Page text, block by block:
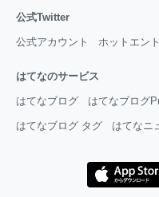
公式Twitter
公式アカウント ホットエン
はてなのサービス
はてなブログ はてなブログ
はてなブログ タグ はてなニ